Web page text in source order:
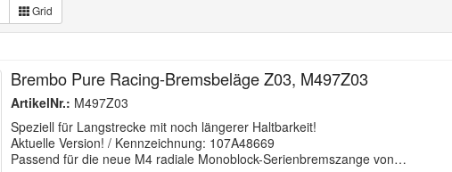
Grid
Brembo Pure Racing-Bremsbeläge Z03, M497Z03
ArtikelNr.: M497Z03
Speziell für Langstrecke mit noch längerer Haltbarkeit!
Aktuelle Version! / Kennzeichnung: 107A48669
Passend für die neue M4 radiale Monoblock-Serienbremszange von…